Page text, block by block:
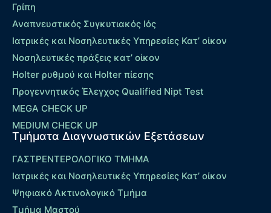
Γρίπη
Αναπνευστικός Συγκυτιακός Ιός
Ιατρικές και Νοσηλευτικές Υπηρεσίες Κατ’ οίκον
Νοσηλευτικές πράξεις κατ’ οίκον
Holter ρυθμού και Holter πίεσης
Προγεννητικός Έλεγχος Qualified Nipt Test
MEGA CHECK UP
MEDIUM CHECK UP
Τμήματα Διαγνωστικών Εξετάσεων
ΓΑΣΤΡΕΝΤΕΡΟΛΟΓΙΚΟ ΤΜΗΜΑ
Ιατρικές και Νοσηλευτικές Υπηρεσίες Κατ’ οίκον
Ψηφιακό Ακτινολογικό Τμήμα
Τμήμα Μαστού